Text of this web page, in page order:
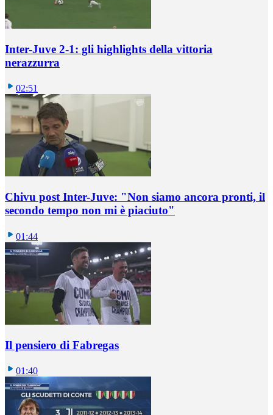
Inter-Juve 2-1: gli highlights della vittoria
nerazzurra
02:51
Chivu post Inter-Juve: "Non siamo ancora pronti, il
secondo tempo non mi è piaciuto"
01:44
Il pensiero di Fabregas
01:40